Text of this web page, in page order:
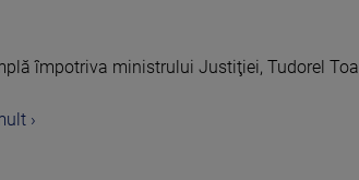
împotriva ministrului Justiţiei, Tudorel
›